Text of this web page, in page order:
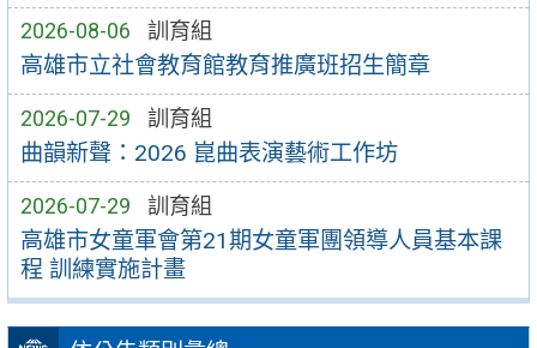
2026-08-06 訓育組
高雄市立社會教育館教育推廣班招生簡章
2026-07-29 訓育組
曲韻新聲：2026 崑曲表演藝術工作坊
2026-07-29 訓育組
高雄市女童軍會第21期女童軍團領導人員基本課
程 訓練實施計畫